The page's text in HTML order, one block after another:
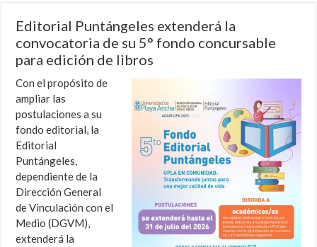
Editorial Puntángeles extenderá la
convocatoria de su 5° fondo concursable
para edición de libros
Con el propósito de
ampliar las
postulaciones a su
fondo editorial, la
Editorial
Puntángeles,
dependiente de la
Dirección General
de Vinculación con el
Medio (DGVM),
extenderá la